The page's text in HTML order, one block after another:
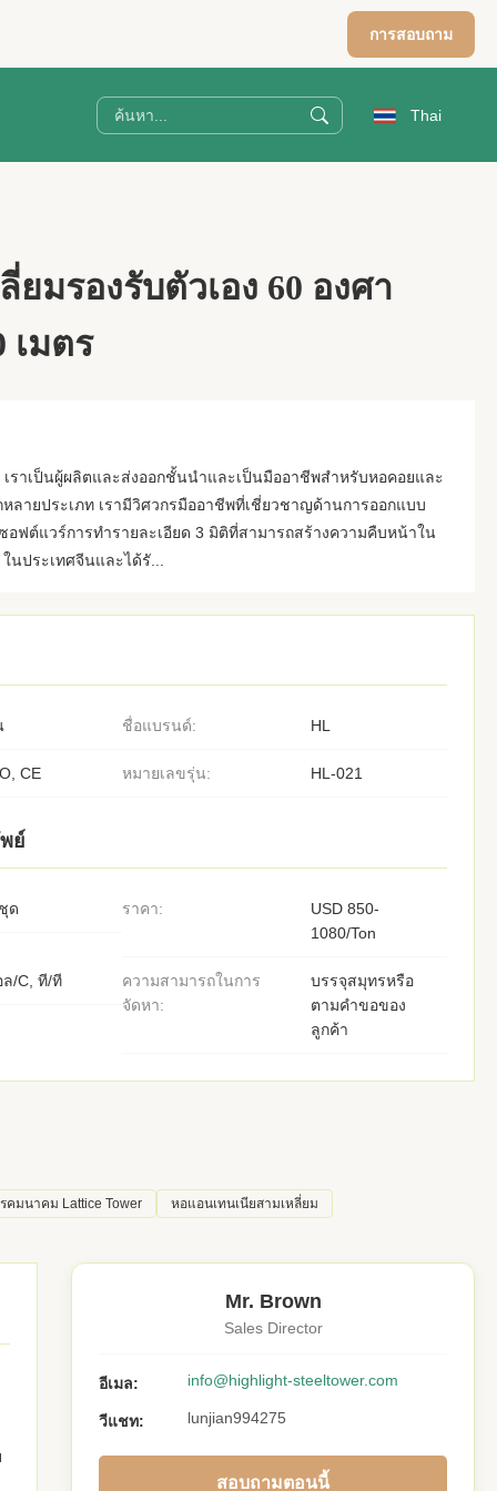
การสอบถาม
Thai
มรองรับตัวเอง 60 องศา
เมตร
เราเป็นผู้ผลิตและส่งออกชั้นนำและเป็นมืออาชีพสำหรับหอคอยและ
ลายประเภท เรามีวิศวกรมืออาชีพที่เชี่ยวชาญด้านการออกแบบ
อฟต์แวร์การทำรายละเอียด 3 มิติที่สามารถสร้างความคืบหน้าใน
นประเทศจีนและได้รั...
ชื่อแบรนด์: HL
CE หมายเลขรุ่น: HL-021
ย์
ด ราคา:
USD 850-
1080/Ton
ล/C, ที/ที
ความสามารถในการ
จัดหา:
บรรจุสมุทรหรือ
ตามคำขอของ
ลูกค้า
คมนาคม Lattice Tower หอแอนเทนเนียสามเหลี่ยม
Mr. Brown
Sales Director
อีเมล: info@highlight-steeltower.com
วีแชท: lunjian994275
สอบถามตอนนี้